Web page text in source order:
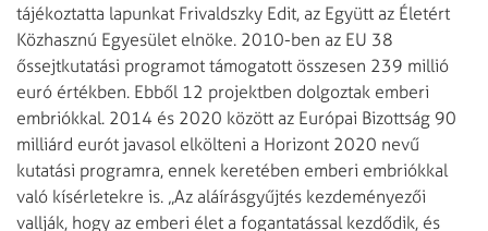
tájékoztatta lapunkat Frivaldszky Edit, az Együtt az Életért
Közhasznú Egyesület elnöke. 2010-ben az EU 38
őssejtkutatási programot támogatott összesen 239 millió
euró értékben. Ebből 12 projektben dolgoztak emberi
embriókkal. 2014 és 2020 között az Európai Bizottság 90
milliárd eurót javasol elkölteni a Horizont 2020 nevű
kutatási programra, ennek keretében emberi embriókkal
való kísérletekre is. „Az aláírásgyűjtés kezdeményezői
vallják, hogy az emberi élet a fogantatással kezdődik, és